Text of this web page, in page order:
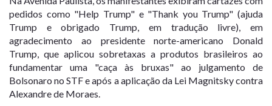
pedidos como "Help Trump" e "Thank you Trump" (ajuda
Trump e obrigado Trump, em tradução livre), em
agradecimento ao presidente norte-americano Donald
Trump, que aplicou sobretaxas a produtos brasileiros ao
fundamentar uma "caça às bruxas" ao julgamento de
Bolsonaro no STF e após a aplicação da Lei Magnitsky contra
Alexandre de Moraes.